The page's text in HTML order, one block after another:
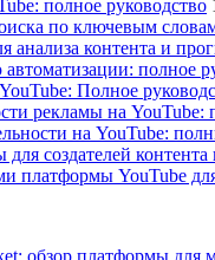
полное руководство
по ключевым
анализа контента и
полное
Полное
рекламы на YouTube:
на YouTube:
создателей контента
платформы YouTube